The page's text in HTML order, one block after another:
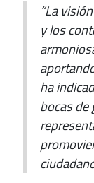
“La
y los
ha
bocas